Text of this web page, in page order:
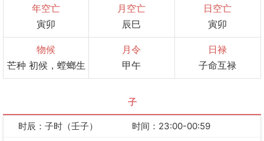
年空亡
寅卯
月空亡
辰巳
日空亡
寅卯
物候
芒种 初候，螳螂生
月令
甲午
日禄
子命互禄
子
时辰：子时（壬子）
时间：23:00-00:59